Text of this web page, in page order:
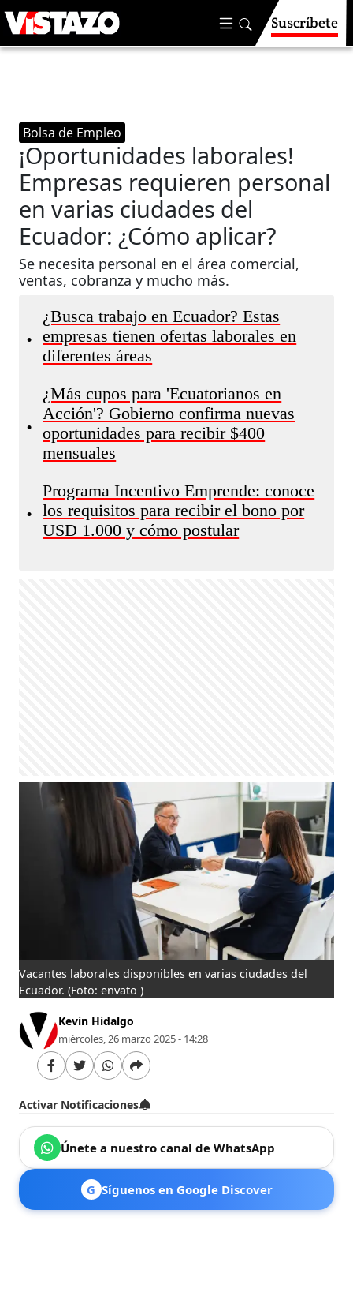
Suscríbete
Bolsa de Empleo
¡Oportunidades laborales!
Empresas requieren personal
en varias ciudades del
Ecuador: ¿Cómo aplicar?
Se necesita personal en el área comercial,
ventas, cobranza y mucho más.
•
¿Busca trabajo en Ecuador? Estas
empresas tienen ofertas laborales en
diferentes áreas
•
¿Más cupos para 'Ecuatorianos en
Acción'? Gobierno confirma nuevas
oportunidades para recibir $400
mensuales
•
Programa Incentivo Emprende: conoce
los requisitos para recibir el bono por
USD 1.000 y cómo postular
Vacantes laborales disponibles en varias ciudades del
Ecuador.(Foto: envato )
Kevin Hidalgo
miércoles, 26 marzo 2025 - 14:28
Activar Notificaciones
Únete a nuestro canal de WhatsApp
G Síguenos en Google Discover